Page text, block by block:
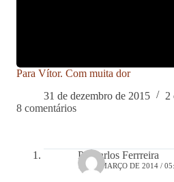
Para Vítor. Com muita dor
31 de dezembro de 2015
2
8 comentários
Pe Carlos Ferrreira
14 DE MARÇO DE 2014 /